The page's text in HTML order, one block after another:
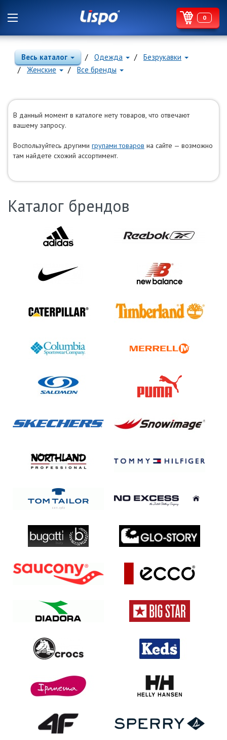
0
Весь каталог Одежда
Безрукавки
Женские
Все бренды
В данный момент в каталоге нету товаров, что отвечают
вашему запросу.
Воспользуйтесь другими групами товаров на сайте — возможно
там найдете схожий ассортимент.
Каталог брендов